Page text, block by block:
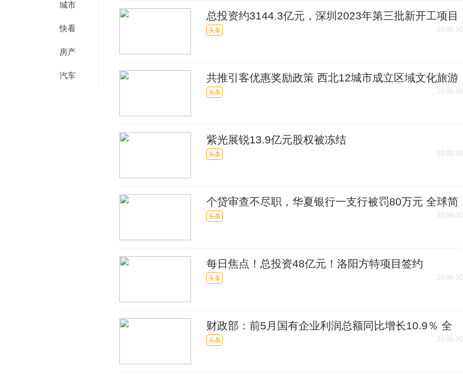
城市
快看
房产
汽车
总投资约3144.3亿元，深圳2023年第三批新开工项目
294个
头条 23-06-30
共推引客优惠奖励政策 西北12城市成立区域文化旅游
联盟促消费
头条 23-06-30
紫光展锐13.9亿元股权被冻结
头条 23-06-30
个贷审查不尽职，华夏银行一支行被罚80万元 全球简
讯
头条 23-06-30
每日焦点！总投资48亿元！洛阳方特项目签约
头条 23-06-30
财政部：前5月国有企业利润总额同比增长10.9％ 全
球热闻
头条 23-06-30